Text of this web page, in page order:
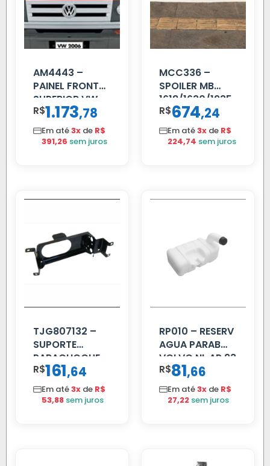
AM4443 –
PAINEL FRONTAL
SUPERIOR VW
DELIVERY
R$1.173,78
Em até3x de R$
391,26 sem juros
MCC336 –
SPOILER MB
1618/1630/1935
04 FAR
C/BIGOD
R$674,24
Em até3x de R$
224,74 sem juros
TJG807132 –
SUPORTE
PARACHOQUE
VW 12.170 LD
R$161,64
Em até3x de R$
53,88 sem juros
RP010 – RESERV
AGUA PARAB
VOLVO NL AP 93
R$81,66
Em até3x de R$
27,22 sem juros